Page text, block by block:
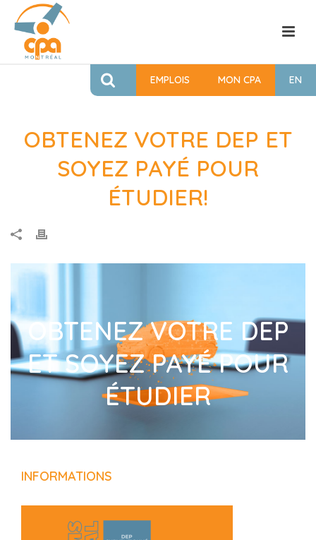
EMPLOIS MON CPA EN
OBTENEZ VOTRE DEP ET
SOYEZ PAYÉ POUR
ÉTUDIER!
OBTENEZ VOTRE DEP
ET SOYEZ PAYÉ POUR
ÉTUDIER
INFORMATIONS